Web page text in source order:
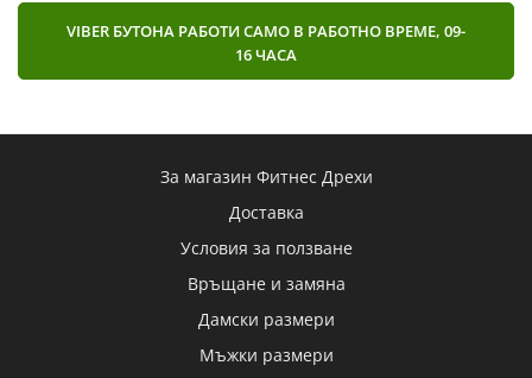
VIBER БУТОНА РАБОТИ САМО В РАБОТНО ВРЕМЕ, 09-
16 ЧАСА
За магазин Фитнес Дрехи
Доставка
Условия за ползване
Връщане и замяна
Дамски размери
Мъжки размери